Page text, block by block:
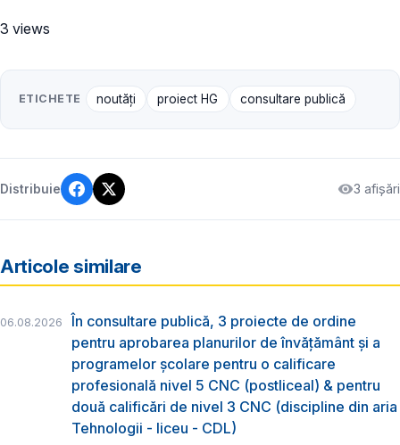
3 views
ETICHETE noutăți proiect HG consultare publică
Distribuie 3 afișări
Articole similare
06.08.2026
În consultare publică, 3 proiecte de ordine
pentru aprobarea planurilor de învățământ și a
programelor școlare pentru o calificare
profesională nivel 5 CNC (postliceal) & pentru
două calificări de nivel 3 CNC (discipline din aria
Tehnologii - liceu - CDL)